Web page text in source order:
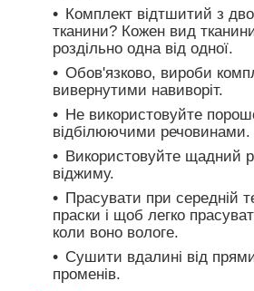
Комплект відтшитий з
тканини? Кожен вид
роздільно одна від одної.
Обов'язково, вироби
вивернутими навиворіт.
Не використовуйте
відбілюючими речовинами.
Використовуйте щадний
віджиму.
Прасувати при середній
праски і щоб легко
коли воно вологе.
Сушити вдалині від
променів.